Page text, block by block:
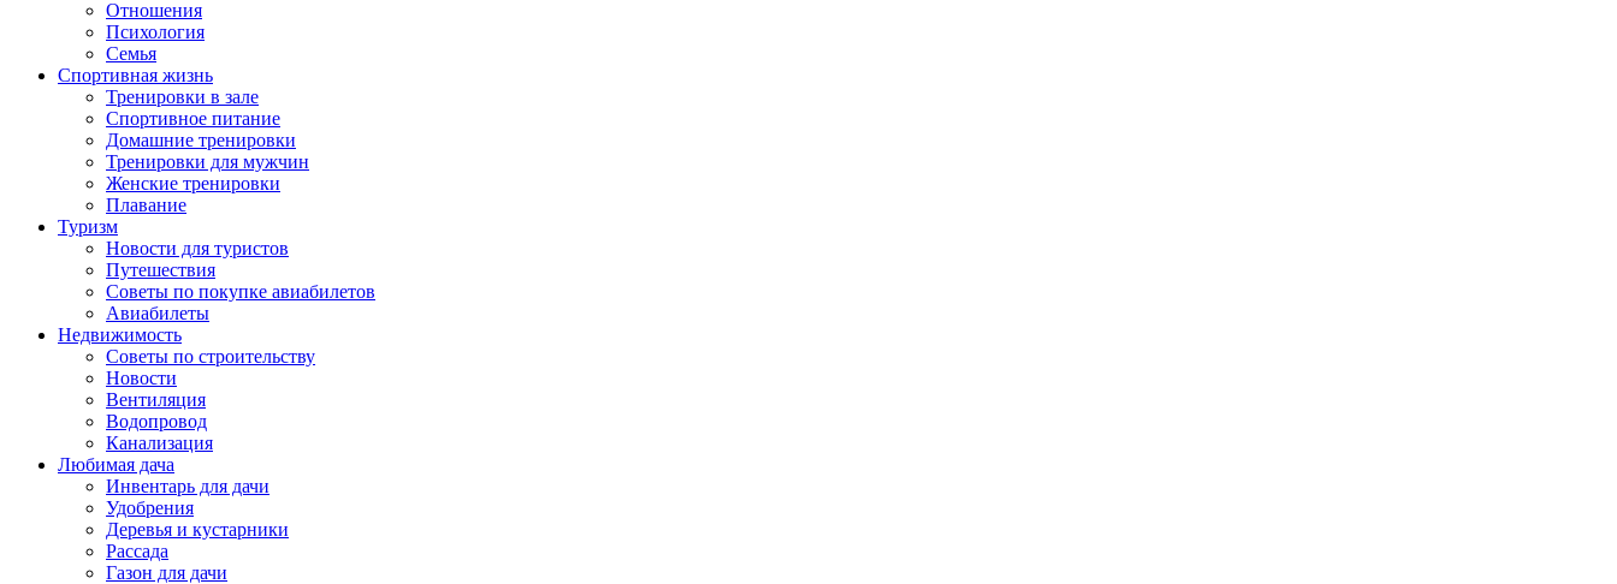
Отношения
Психология
Семья
Спортивная жизнь
Тренировки в зале
Спортивное питание
Домашние тренировки
Тренировки для мужчин
Женские тренировки
Плавание
Туризм
Новости для туристов
Путешествия
Советы по покупке авиабилетов
Авиабилеты
Недвижимость
Советы по строительству
Новости
Вентиляция
Водопровод
Канализация
Любимая дача
Инвентарь для дачи
Удобрения
Деревья и кустарники
Рассада
Газон для дачи